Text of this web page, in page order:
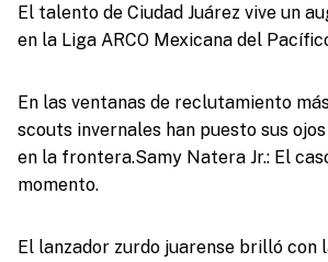
El talento de Ciudad Juárez vive un
en la Liga ARCO Mexicana del
En las ventanas de reclutamiento
scouts invernales han puesto sus
en la frontera.Samy Natera Jr.: El
momento.
El lanzador zurdo juarense brilló con